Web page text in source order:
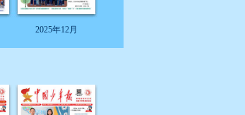
2025年12月